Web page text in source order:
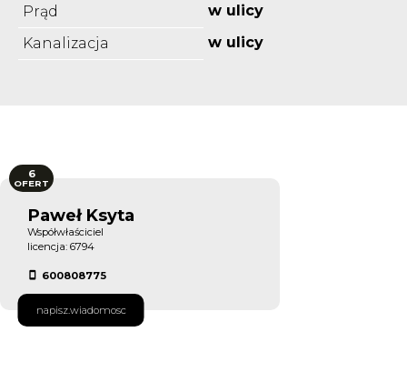
Prąd
w ulicy
Kanalizacja
w ulicy
Paweł Ksyta
Współwłaściciel
licencja: 6794
600808775
napisz.wiadomosc
6
OFERT